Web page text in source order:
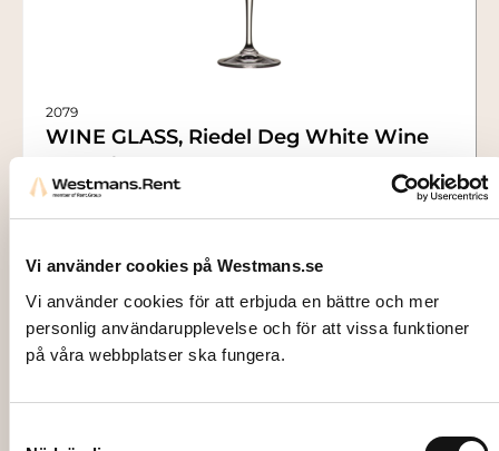
Vi använder cookies på Westmans.se
Vi använder cookies för att erbjuda en bättre och mer
personlig användarupplevelse och för att vissa funktioner
på våra webbplatser ska fungera.
2079
WINE GLASS, Riedel Deg White Wine
9,50kr
Add to cart